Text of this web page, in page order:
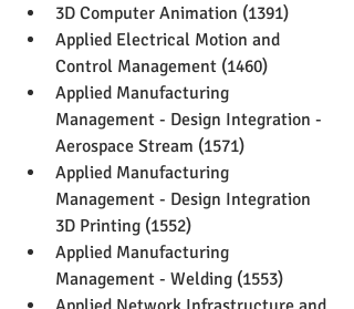
3D Computer Animation (1391)
Applied Electrical Motion and
Control Management (1460)
Applied Manufacturing
Management - Design Integration -
Aerospace Stream (1571)
Applied Manufacturing
Management - Design Integration
3D Printing (1552)
Applied Manufacturing
Management - Welding (1553)